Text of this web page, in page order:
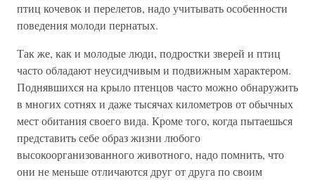
птиц кочевок и перелетов, надо учитывать особенности
поведения молоди пернатых.
Так же, как и молодые люди, подростки зверей и птиц
часто обладают неусидчивым и подвижным характером.
Поднявшихся на крыло птенцов часто можно обнаружить
в многих сотнях и даже тысячах километров от обычных
мест обитания своего вида. Кроме того, когда пытаешься
представить себе образ жизни любого
высокоорганизованного животного, надо помнить, что
они не меньше отличаются друг от друга по своим